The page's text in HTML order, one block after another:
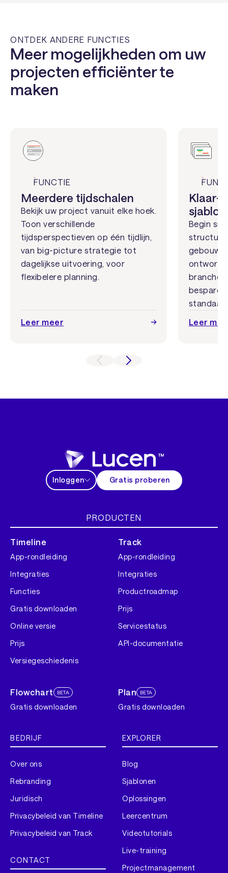
ONTDEK ANDERE FUNCTIES
Meer mogelijkheden om uw
projecten efficiënter te
maken
FUNCTIE
Meerdere tijdschalen
Bekijk uw project vanuit elke hoek.
Toon verschillende
tijdsperspectieven op één tijdlijn,
van big-picture strategie tot
dagelijkse uitvoering, voor
flexibelere planning.
Leer meer
Klaar-
Begin
Leer
Inloggen Gratis proberen
PRODUCTEN
Timeline
App-rondleiding
Integraties
Functies
Gratis downloaden
Online versie
Prijs
Versiegeschiedenis
Track
App-rondleiding
Integraties
Productroadmap
Prijs
Servicestatus
API-documentatie
Flowchart BETA
Gratis downloaden
Plan BETA
Gratis downloaden
BEDRIJF
Over ons
Rebranding
Juridisch
Privacybeleid van Timeline
Privacybeleid van Track
CONTACT
EXPLORER
Blog
Sjablonen
Oplossingen
Leercentrum
Videotutorials
Live-training
Projectmanagement